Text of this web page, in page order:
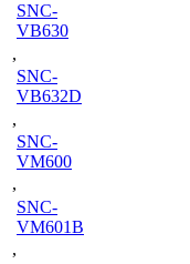
SNC-
VB630
,
SNC-
VB632D
,
SNC-
VM600
,
SNC-
VM601B
,